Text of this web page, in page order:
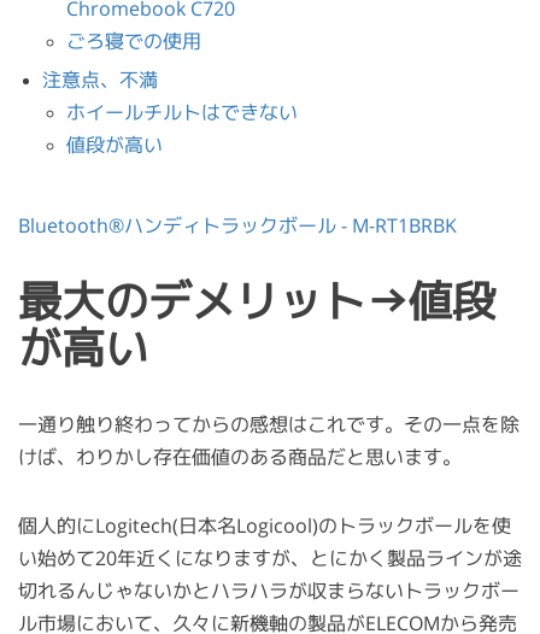
Chromebook C720
ごろ寝での使用
注意点、不満
ホイールチルトはできない
値段が高い
Bluetooth®ハンディトラックボール - M-RT1BRBK
最大のデメリット→値段
が高い
一通り触り終わってからの感想はこれです。その一点を除
けば、わりかし存在価値のある商品だと思います。
個人的にLogitech(日本名Logicool)のトラックボールを使
い始めて20年近くになりますが、とにかく製品ラインが途
切れるんじゃないかとハラハラが収まらないトラックボー
ル市場において、久々に新機軸の製品がELECOMから発売